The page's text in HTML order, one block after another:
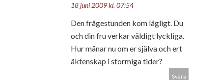
18 juni 2009 kl. 07:54
Den frågestunden kom lägligt. Du
och din fru verkar väldigt lyckliga.
Hur månar nu om er själva och ert
äktenskap i stormiga tider?
Svara